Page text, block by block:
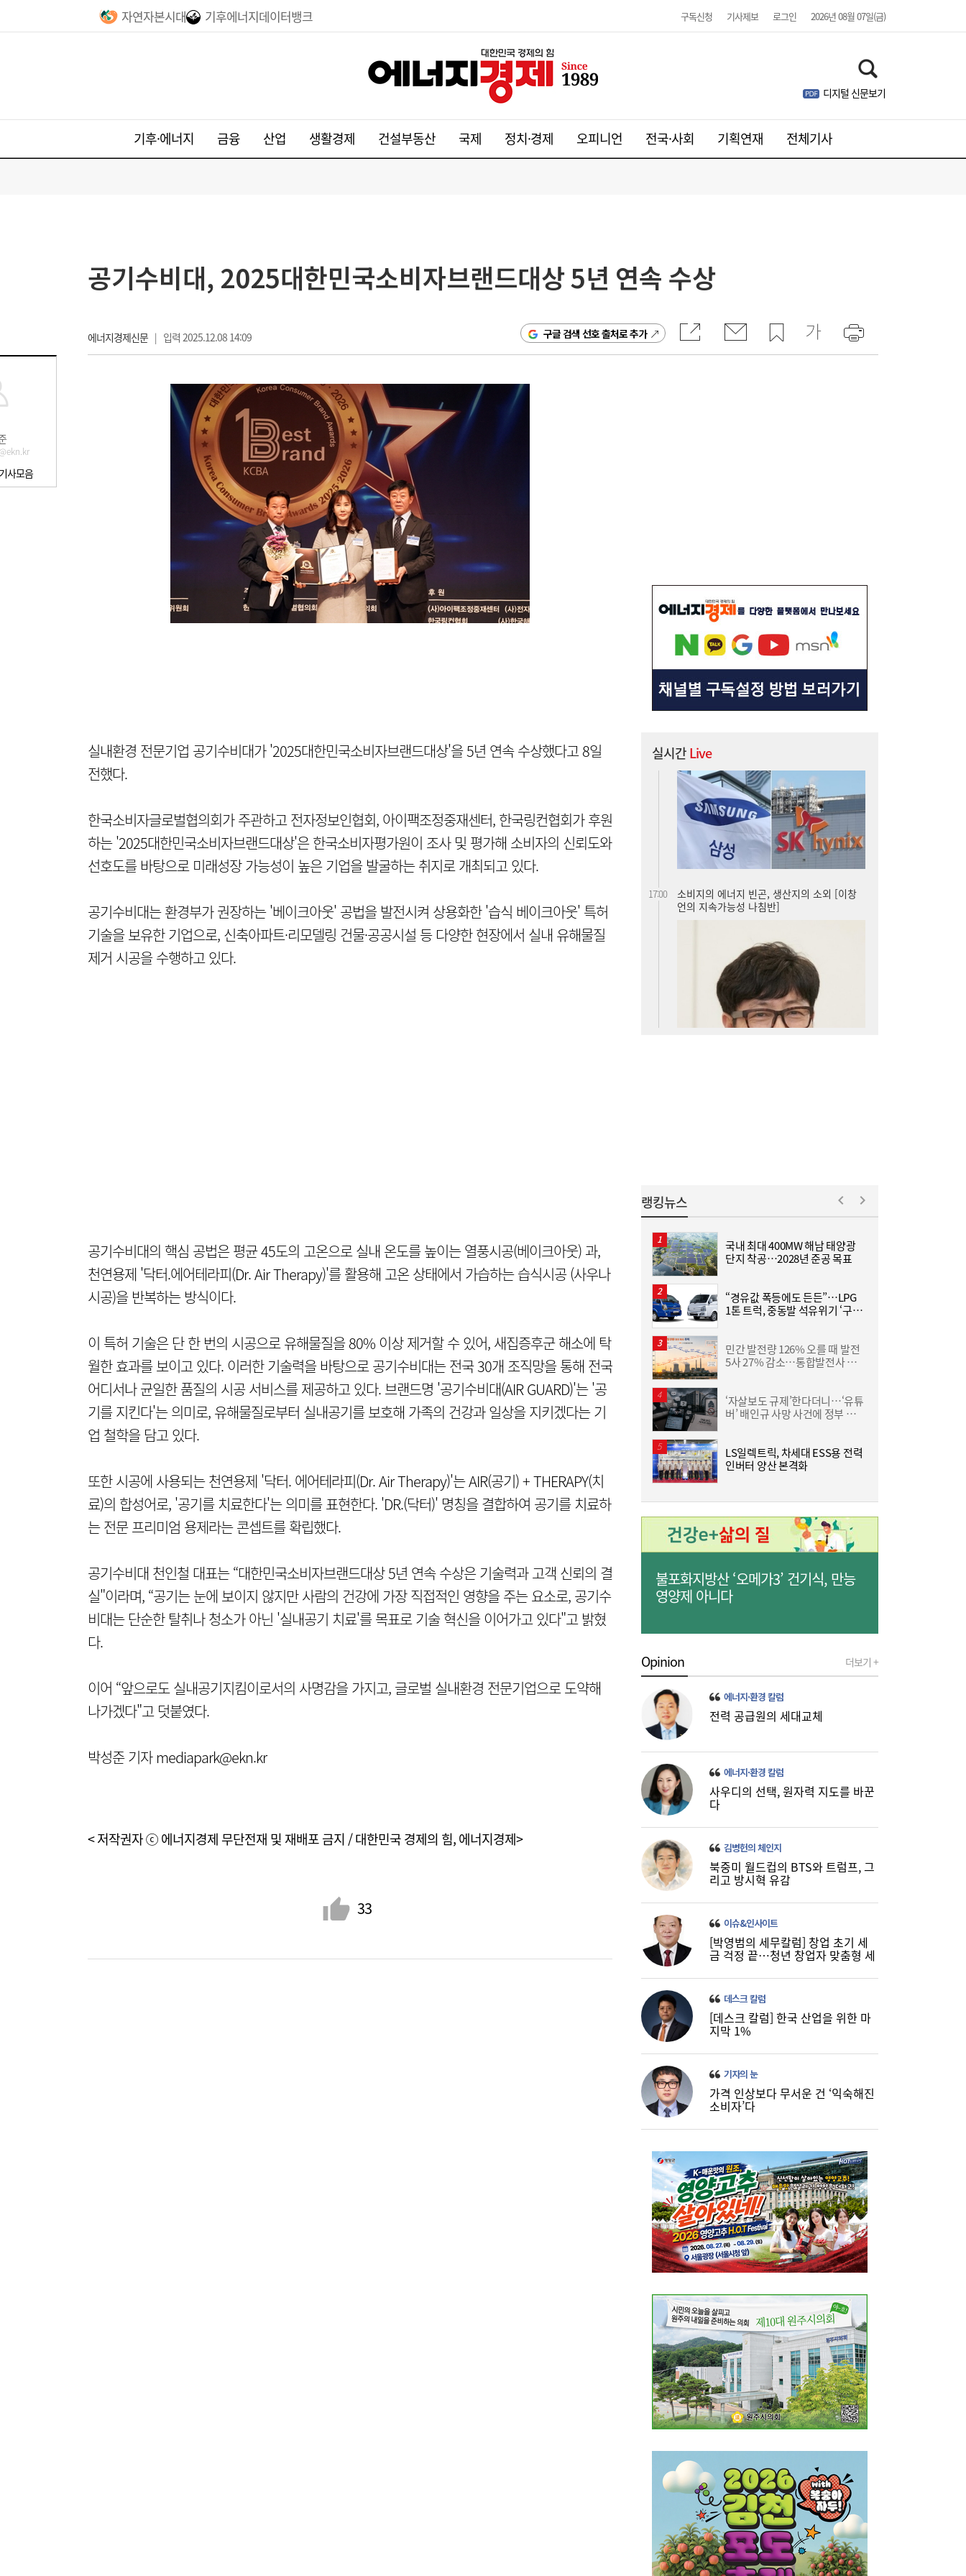
자연자본시대 기후에너지데이터뱅크 구독신청 기사제보 로그인 2026년 08월 07일(금)
디지털 신문보기
기후·에너지 금융 산업 생활경제 건설부동산 국제 정치·경제 오피니언 전국·사회 기획연재 전체기사
사모음
공기수비대, 2025대한민국소비자브랜드대상 5년 연속 수상
에너지경제신문| 입력 2025.12.08 14:09 구글 검색 선호 출처로 추가
실내환경 전문기업 공기수비대가 '2025대한민국소비자브랜드대상'을 5년 연속 수상했다고 8일
전했다.
한국소비자글로벌협의회가 주관하고 전자정보인협회, 아이팩조정중재센터, 한국링컨협회가 후원
하는 '2025대한민국소비자브랜드대상'은 한국소비자평가원이 조사 및 평가해 소비자의 신뢰도와
선호도를 바탕으로 미래성장 가능성이 높은 기업을 발굴하는 취지로 개최되고 있다.
공기수비대는 환경부가 권장하는 '베이크아웃' 공법을 발전시켜 상용화한 '습식 베이크아웃' 특허
기술을 보유한 기업으로, 신축아파트·리모델링 건물·공공시설 등 다양한 현장에서 실내 유해물질
제거 시공을 수행하고 있다.
공기수비대의 핵심 공법은 평균 45도의 고온으로 실내 온도를 높이는 열풍시공(베이크아웃) 과,
천연용제 '닥터.에어테라피(Dr. Air Therapy)'를 활용해 고온 상태에서 가습하는 습식시공 (사우나
시공)을 반복하는 방식이다.
이 특허 기술은 단 한 번의 시공으로 유해물질을 80% 이상 제거할 수 있어, 새집증후군 해소에 탁
월한 효과를 보이고 있다. 이러한 기술력을 바탕으로 공기수비대는 전국 30개 조직망을 통해 전국
어디서나 균일한 품질의 시공 서비스를 제공하고 있다. 브랜드명 '공기수비대(AIR GUARD)'는 '공
기를 지킨다'는 의미로, 유해물질로부터 실내공기를 보호해 가족의 건강과 일상을 지키겠다는 기
업 철학을 담고 있다.
또한 시공에 사용되는 천연용제 '닥터. 에어테라피(Dr. Air Therapy)'는 AIR(공기) + THERAPY(치
료)의 합성어로, '공기를 치료한다'는 의미를 표현한다. 'DR.(닥터)' 명칭을 결합하여 공기를 치료하
는 전문 프리미엄 용제라는 콘셉트를 확립했다.
공기수비대 천인철 대표는 “대한민국소비자브랜드대상 5년 연속 수상은 기술력과 고객 신뢰의 결
실"이라며, “공기는 눈에 보이지 않지만 사람의 건강에 가장 직접적인 영향을 주는 요소로, 공기수
비대는 단순한 탈취나 청소가 아닌 '실내공기 치료'를 목표로 기술 혁신을 이어가고 있다"고 밝혔
다.
이어 “앞으로도 실내공기지킴이로서의 사명감을 가지고, 글로벌 실내환경 전문기업으로 도약해
나가겠다"고 덧붙였다.
박성준 기자 mediapark@ekn.kr
< 저작권자 ⓒ 에너지경제 무단전재 및 재배포 금지 / 대한민국 경제의 힘, 에너지경제>
33
실시간Live
고 잡지 일간베스트 10위
“3조 던진 외국인, 3조 받은 개미”...삼전닉
스, 하루 새 ‘와르르’
소비지의 에너지 빈곤, 생산지의 소외 [이창
언의 지속가능성 나침반]
16:35
[여전사 풍향계] KB국민카드, ‘유스클럽 체크
카드’ 20만장 돌파外
16:32
[금융권 풍향계] 취약계층 금융 접근성↑...기
업은행, 비대면 햇살론 출시 外
16:26
미·중에 로봇 패권 안 뺏긴다…현대차, “‘글로
벌 로봇 파운드리’ 구축할 것”
16:21
코스피, 반도체 차익실현에 4%대 급락…코
스닥은 800선 지켜내[마감시황]
16:18
LH 사장, 주택공급 속도전 위해 “보상 임시
직, 정규직보다 더 많이 주겠다”
랭킹뉴스
국내 최대 400MW 해남 태양광
단지 착공…2028년 준공 목표
“경유값 폭등에도 든든”…LPG
1톤 트럭, 중동발 석유위기 ‘구원
민간 발전량 126% 오를 때 발전
5사 27% 감소…통합발전사 출
‘자살보도 규제’한다더니…‘유튜
버’ 배인규 사망 사건에 정부 대
LS일렉트릭, 차세대 ESS용 전력
인버터 양산 본격화
불포화지방산 ‘오메가3’ 건기식, 만능
영양제 아니다
Opinion 더보기 +
에너지·환경 칼럼
전력 공급원의 세대교체
에너지·환경 칼럼
사우디의 선택, 원자력 지도를 바꾼
다
김병헌의 체인지
북중미 월드컵의 BTS와 트럼프, 그
리고 방시혁 유감
이슈&인사이트
[박영범의 세무칼럼] 창업 초기 세
금 걱정 끝…청년 창업자 맞춤형 세
데스크 칼럼
[데스크 칼럼] 한국 산업을 위한 마
지막 1%
기자의 눈
가격 인상보다 무서운 건 ‘익숙해진
소비자’다